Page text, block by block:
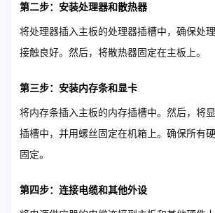
第二步：安装处理器和散热器
将处理器插入主板的处理器插槽中，确保处
接触良好。然后，将散热器固定在主板上。
第三步：安装内存条和显卡
将内存条插入主板的内存插槽中。然后，将
插槽中，并用螺丝固定在机箱上。确保所有
固定。
第四步：连接电缆和其他外设